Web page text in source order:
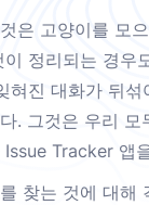
은 고양이를 모
정리되는 경우
혀진 대화가 뒤섞
. 그것은 우리 모
Tracker 앱
찾는 것에 대해